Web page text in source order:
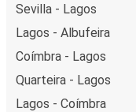
Sevilla - Lagos
Lagos - Albufeira
Coímbra - Lagos
Quarteira - Lagos
Lagos - Coímbra